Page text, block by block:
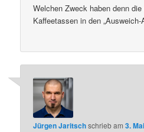
Welchen Zweck haben denn
Kaffeetassen in den „Ausweich-
Jürgen Jaritschschriebam3.